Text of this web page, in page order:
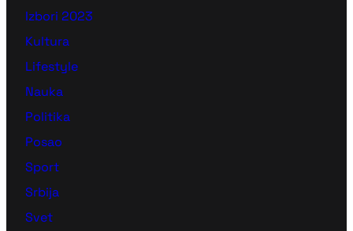
Izbori 2023
Kultura
Lifestyle
Nauka
Politika
Posao
Sport
Srbija
Svet